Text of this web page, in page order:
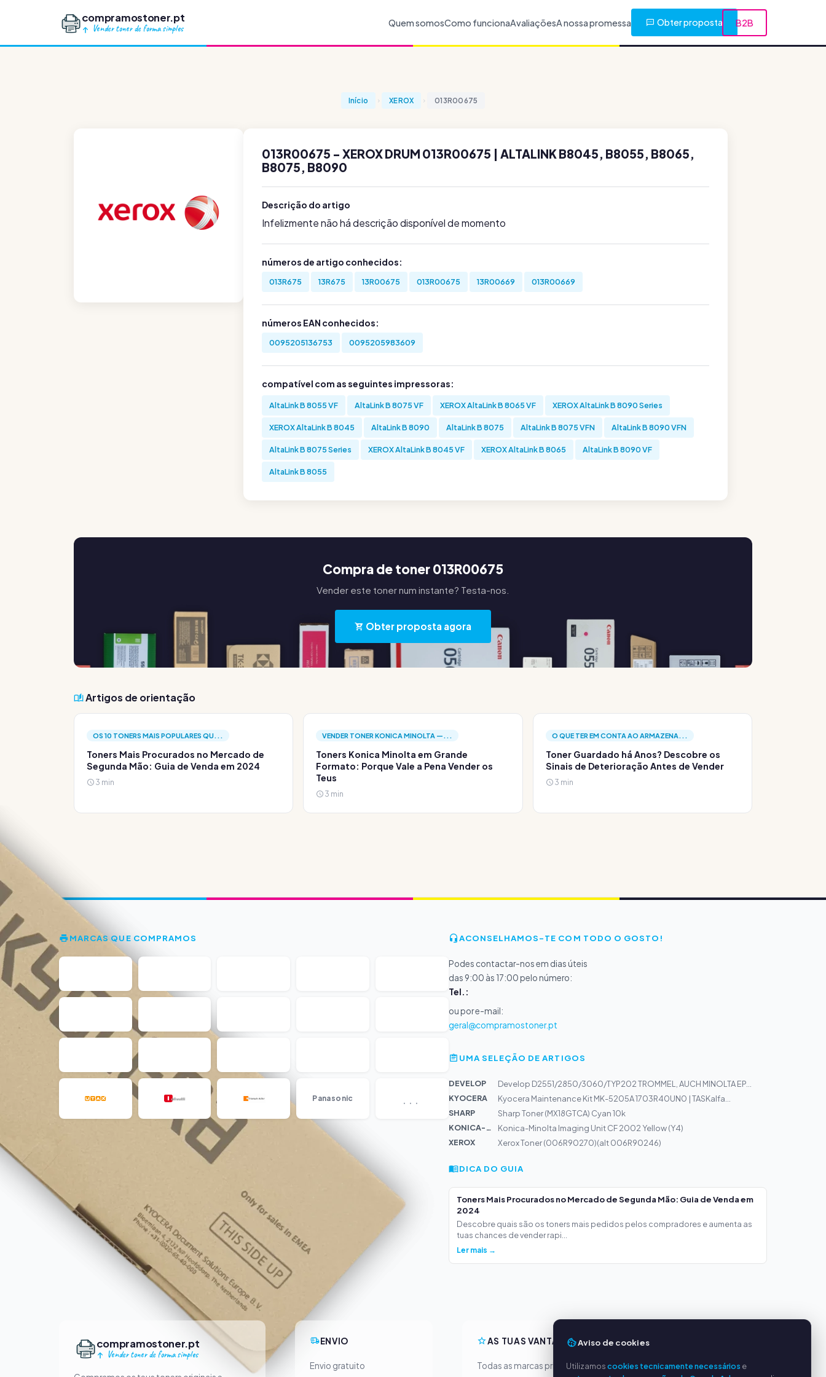
compramostoner.pt
Vender toner de forma simples
Quem somosComo funcionaAvaliaçõesA nossa promessa Obter proposta B2B
Início XEROX 013R00675
013R00675 - XEROX DRUM 013R00675 | ALTALINK B8045, B8055, B8065,
B8075, B8090
Descrição do artigo
Infelizmente não há descrição disponível de momento
números de artigo conhecidos:
013R675 13R675 13R00675 013R00675 13R00669 013R00669
números EAN conhecidos:
0095205136753 0095205983609
compatível com as seguintes impressoras:
AltaLink B 8055 VF AltaLink B 8075 VF XEROX AltaLink B 8065 VF XEROX AltaLink B 8090 Series
XEROX AltaLink B 8045 AltaLink B 8090 AltaLink B 8075 AltaLink B 8075 VFN AltaLink B 8090 VFN
AltaLink B 8075 Series XEROX AltaLink B 8045 VF XEROX AltaLink B 8065 AltaLink B 8090 VF
AltaLink B 8055
Compra de toner 013R00675
Vender este toner num instante? Testa-nos.
Obter proposta agora
Artigos de orientação
OS 10 TONERS MAIS POPULARES QU...
Toners Mais Procurados no Mercado de
Segunda Mão: Guia de Venda em 2024
3 min
VENDER TONER KONICA MINOLTA —...
Toners Konica Minolta em Grande
Formato: Porque Vale a Pena Vender os
Teus
3 min
O QUE TER EM CONTA AO ARMAZENA...
Toner Guardado há Anos? Descobre os
Sinais de Deterioração Antes de Vender
3 min
MARCAS QUE COMPRAMOS
Panasonic ...
ACONSELHAMOS-TE COM TODO O GOSTO!
Podes contactar-nos em dias úteis
das 9:00 às 17:00 pelo número:
Tel.:
ou por e-mail:
geral@compramostoner.pt
UMA SELEÇÃO DE ARTIGOS
DEVELOP
Develop D2551/2850/3060/TYP202 TROMMEL, AUCH MINOLTA EP...
KYOCERA
Kyocera Maintenance Kit MK-5205A 1703R40UN0 | TASKalfa...
SHARP
Sharp Toner (MX18GTCA) Cyan 10k
KONICA-MIN...
Konica-Minolta Imaging Unit CF 2002 Yellow (Y4)
XEROX
Xerox Toner (006R90270)(alt 006R90246)
DICA DO GUIA
Toners Mais Procurados no Mercado de Segunda Mão: Guia de Venda em
2024
Descobre quais são os toners mais pedidos pelos compradores e aumenta as
tuas chances de vender rapi...
Ler mais →
compramostoner.pt
Vender toner de forma simples
ENVIO
Envio gratuito
AS TUAS VANTAGENS
Todas as marcas principais
Sobre nós
Aviso de cookies
Utilizamoscookies tecnicamente necessários e